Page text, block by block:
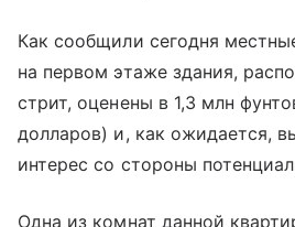
Как сообщили сегодня
на первом этаже здания,
стрит, оценены в 1,3 млн
долларов) и, как ожидается,
интерес со стороны
Одна из комнат данной